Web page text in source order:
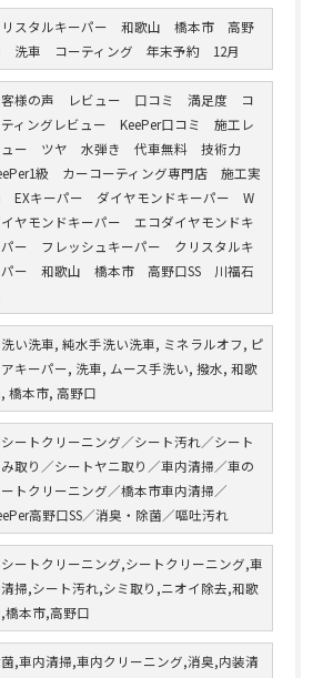
リスタルキーパー 和歌山 橋本市 高野
洗車 コーティング 年末予約 12月
客様の声 レビュー 口コミ 満足度 コ
ティングレビュー KeePer口コミ 施工レ
ュー ツヤ 水弾き 代車無料 技術力
級 カーコーティング専門店 施工実
EXキーパー ダイヤモンドキーパー W
ヤモンドキーパー エコダイヤモンドキ
パー フレッシュキーパー クリスタルキ
パー 和歌山 橋本市 高野口SS 川福石
い洗車, 純水手洗い洗車, ミネラルオフ, ピ
アキーパー, 洗車, ムース手洗い, 撥水, 和歌
橋本市, 高野口
ートクリーニング／シート汚れ／シート
み取り／シートヤニ取り／車内清掃／車の
トクリーニング／橋本市車内清掃／
高野口SS／消臭・除菌／嘔吐汚れ
ートクリーニング,シートクリーニング,車
掃,シート汚れ,シミ取り,ニオイ除去,和歌
橋本市,高野口
,車内清掃,車内クリーニング,消臭,内装清